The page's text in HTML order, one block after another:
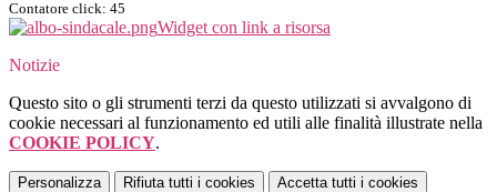
Contatore click: 45
Widget con link a risorsa
Notizie
Questo sito o gli strumenti terzi da questo utilizzati si avvalgono di
cookie necessari al funzionamento ed utili alle finalità illustrate nella
COOKIE POLICY.
Personalizza Rifiuta tutti i cookies Accetta tutti i cookies